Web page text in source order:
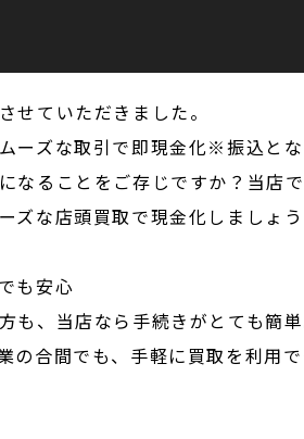
せていただきました。
ーズな取引で即現金化※振込と
なることをご存じですか？当店
ズな店頭買取で現金化しましょう
も安心
も、当店なら手続きがとても簡
合間でも、手軽に買取を利用で